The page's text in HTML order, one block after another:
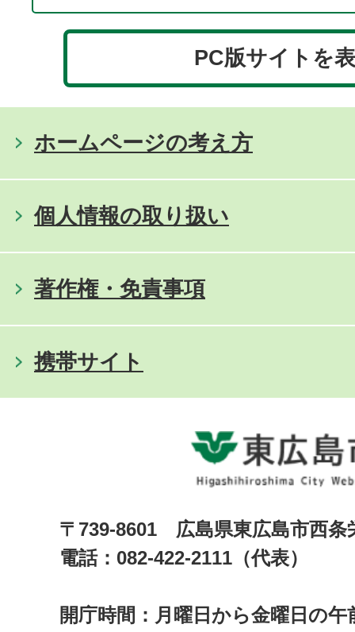
PC版サイトを
ホームページの考え方
個人情報の取り扱い
著作権・免責事項
携帯サイト
〒739-8601 広島県東広島市西
電話：082-422-2111（代表）
開庁時間：月曜日から金曜日の午